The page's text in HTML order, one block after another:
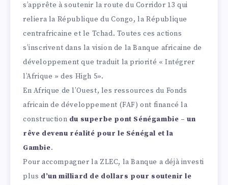
s’apprête à soutenir la route du Corridor 13 qui
reliera la République du Congo, la République
centrafricaine et le Tchad. Toutes ces actions
s’inscrivent dans la vision de la Banque africaine de
développement que traduit la priorité « Intégrer
l’Afrique » des High 5».
En Afrique de l’Ouest, les ressources du Fonds
africain de développement (FAF) ont financé la
construction du superbe pont Sénégambie – un
rêve devenu réalité pour le Sénégal et la
Gambie.
Pour accompagner la ZLEC, la Banque a déjà investi
plus d’un milliard de dollars pour soutenir le